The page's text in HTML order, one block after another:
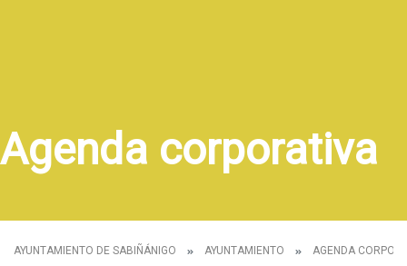
Agenda corporativa
AYUNTAMIENTO DE SABIÑÁNIGO AYUNTAMIENTO AGENDA